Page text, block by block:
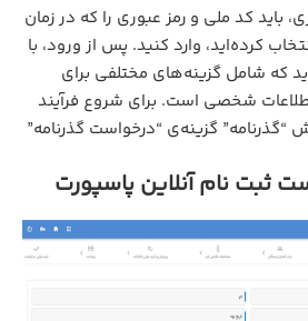
باید کد ملی و رمز عبوری را که در زمان
کرده‌اید، وارد کنید. پس از ورود، با
که شامل گزینه‌های مختلفی برای
شخصی است. برای شروع فرآیند
“گذرنامه” گزینه‌ی “درخواست گذرنامه”
ثبت نام آنلاین پاسپورت